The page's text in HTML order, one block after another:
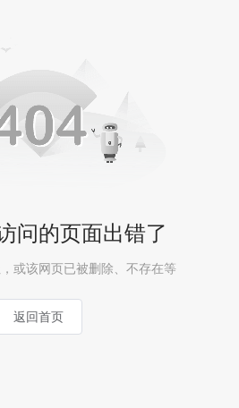
问的页面出错了
或该网页已被删除、不存在等
返回首页